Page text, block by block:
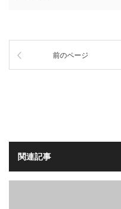
前のページ
関連記事